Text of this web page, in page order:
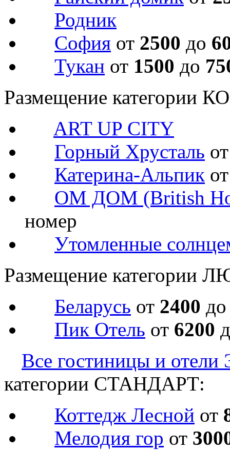
Родник
София от 2500 до
Тукан от 1500 до
Размещение категории
ART UP CITY
Горный Хрусталь
Катерина-Альпик
ОМ ДОМ (British
номер
Утомленные
Размещение категории
Беларусь от 2400
Пик Отель от 6200
Все гостиницы и отели
категории СТАНДАРТ:
Коттедж Лесной от
Мелодия гор от